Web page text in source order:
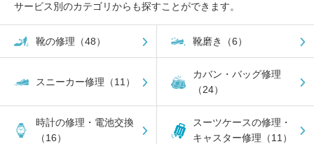
サービス別のカテゴリからも探すことができます。
靴の修理（48） 靴磨き（6）
スニーカー修理（11）
カバン・バッグ修理
（24）
時計の修理・電池交換
（16）
スーツケースの修理・
キャスター修理（11）